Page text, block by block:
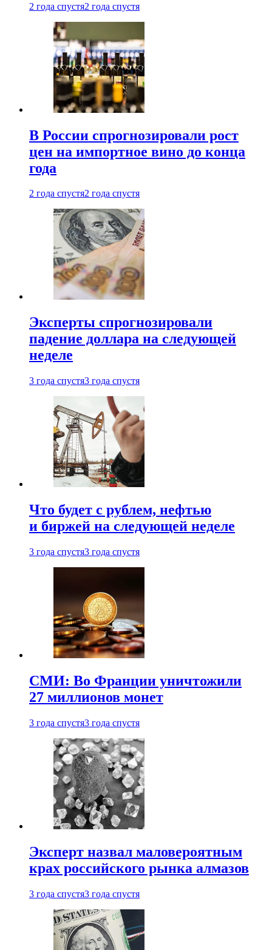
2 года спустя2 года спустя
В России спрогнозировали рост
цен на импортное вино до конца
года
2 года спустя2 года спустя
Эксперты спрогнозировали
падение доллара на следующей
неделе
3 года спустя3 года спустя
Что будет с рублем, нефтью
и биржей на следующей неделе
3 года спустя3 года спустя
СМИ: Во Франции уничтожили
27 миллионов монет
3 года спустя3 года спустя
Эксперт назвал маловероятным
крах российского рынка алмазов
3 года спустя3 года спустя